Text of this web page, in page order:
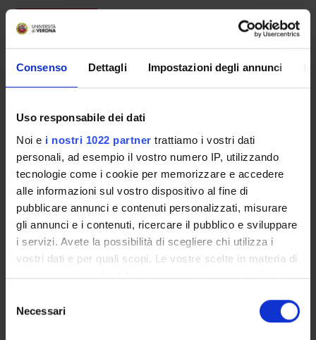
Consenso Dettagli Impostazioni degli annunci
Uso responsabile dei dati
Noi e i nostri 1022 partner trattiamo i vostri dati
personali, ad esempio il vostro numero IP, utilizzando
tecnologie come i cookie per memorizzare e accedere
alle informazioni sul vostro dispositivo al fine di
pubblicare annunci e contenuti personalizzati, misurare
gli annunci e i contenuti, ricercare il pubblico e sviluppare
i servizi. Avete la possibilità di scegliere chi utilizza i
vostri dati e per quali scopi. Le vostre scelte in materia di
privacy sono applicabili solo su questa proprietà digitale
modificare o revocare il proprio consenso in qualsiasi
momento dalla Dichiarazione sui cookie o facendo clic
delNecessari
Componenti
Annaloro Gabriela
Borsista
Tecnico-Amministrativo
Specializzando
Balmaceda Valdez Valeria Roxana
Contrattista di ricerca
Bellantuono David
Personale di spin-off
Tecnico-Amministrativo
Boschetto Giulia Solidea Carlotta